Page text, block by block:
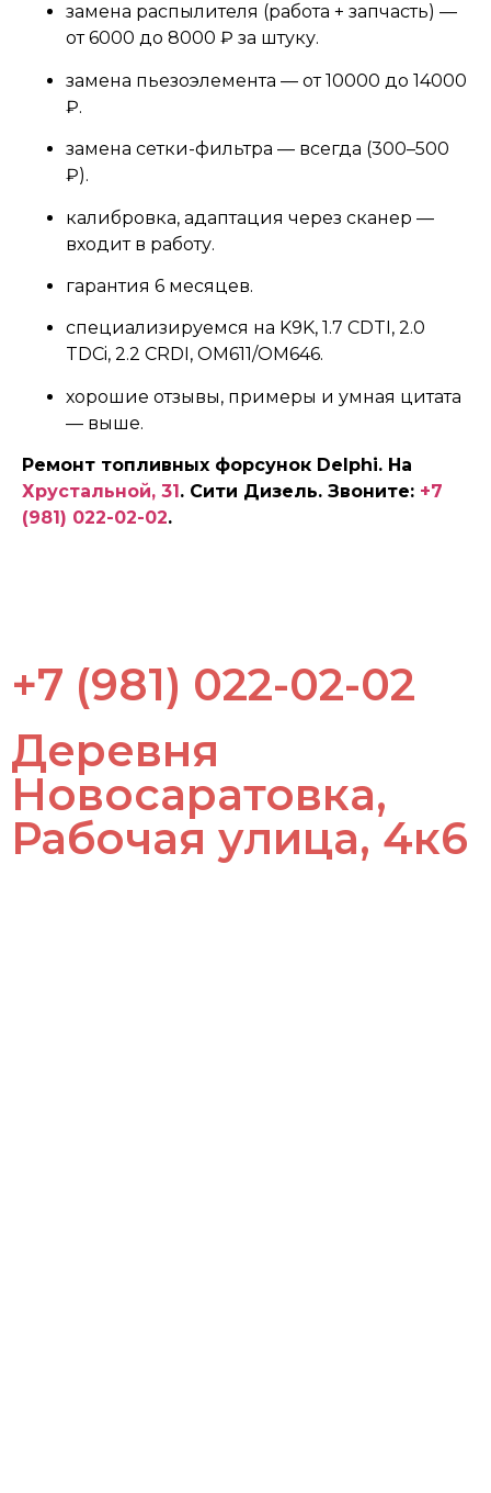
замена распылителя (работа + запчасть) —
от 6000 до 8000 ₽ за штуку.
замена пьезоэлемента — от 10000 до 14000
₽.
замена сетки-фильтра — всегда (300–500
₽).
калибровка, адаптация через сканер —
входит в работу.
гарантия 6 месяцев.
специализируемся на K9K, 1.7 CDTI, 2.0
TDCi, 2.2 CRDI, OM611/OM646.
хорошие отзывы, примеры и умная цитата
— выше.
Ремонт топливных форсунок Delphi. На
Хрустальной, 31. Сити Дизель. Звоните: +7
(981) 022-02-02.
+7 (981) 022-02-02
Деревня
Новосаратовка,
Рабочая улица, 4к6